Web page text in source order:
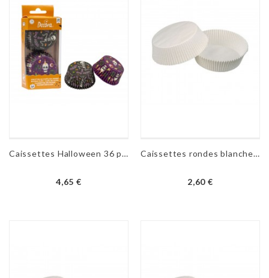
Caissettes Halloween 36 pièces Ø 50 mm - H 32 mm
4,65 €
Caissettes rondes blanches N°10 - 100 pièces
2,60 €